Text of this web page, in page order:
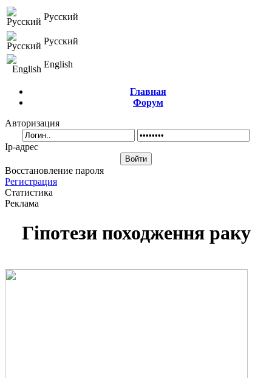
Русский
Русский
English
Главная
Форум
Авторизация
Ip-адрес
Восстановление пароля
Регистрация
Статистика
Реклама
Гіпотези походження раку